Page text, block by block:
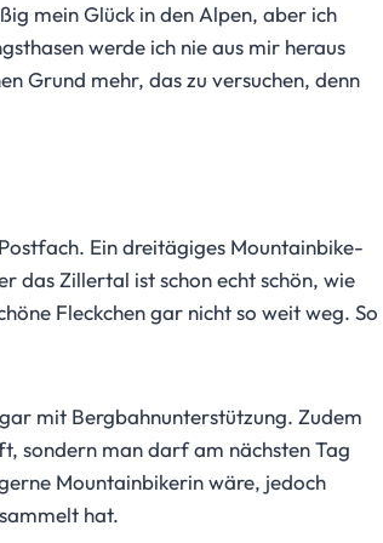
mein Glück in den Alpen, aber ich
werde ich nie aus mir heraus
Grund mehr, das zu versuchen, denn
Ein dreitägiges Mountainbike-
das Zillertal ist schon echt schön, wie
Fleckchen gar nicht so weit weg. So
mit Bergbahnunterstützung. Zudem
sondern man darf am nächsten Tag
Mountainbikerin wäre, jedoch
hat.